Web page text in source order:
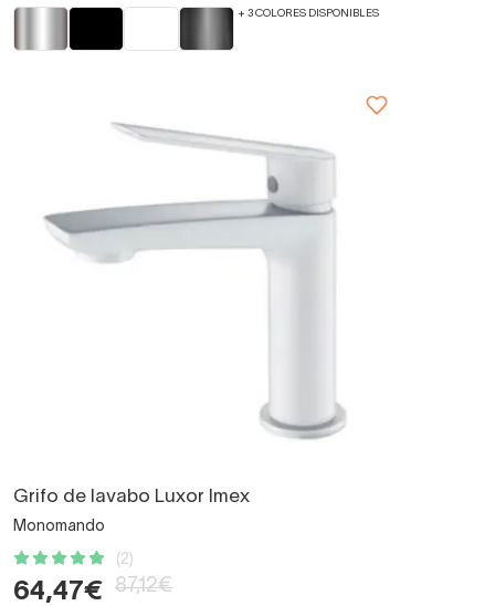
+ 3 COLORES DISPONIBLES
Grifo de lavabo Luxor Imex
Monomando
(2)
64,47€ 87,12€